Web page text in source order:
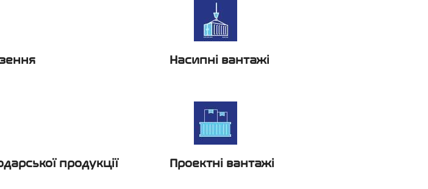
Насипні вантажі
продукції Проектні вантажі